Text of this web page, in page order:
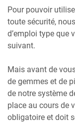
Pour pouvoir
toute sécurité,
d’emploi type que
suivant.
Mais avant de
de gemmes et de
de notre système
place au cours de
obligatoire et doit